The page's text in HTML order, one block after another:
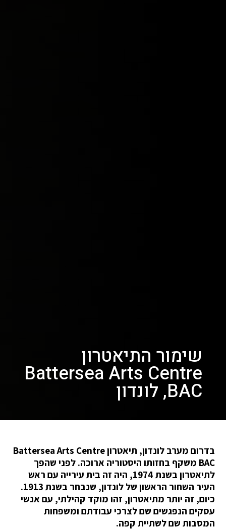
שימור התיאטרון
Battersea Arts Centre
BAC, לונדון
בדרום מערב לונדון, תיאטרון Battersea Arts Centre
BAC משקף בחזותו היסטוריה ארוכה. לפני שהפך
לתיאטרון בשנת 1974, היה זה בית עירייה עם ראש
העיר השחור הראשון של לונדון, שנבחר בשנת 1913.
כיום, זה יותר מתיאטרון, זהו מוקד קהילתי, עם אנשי
עסקים הנפגשים שם לצרכי עבודתם ומשפחות
המסבות שם לשתיית קפה.